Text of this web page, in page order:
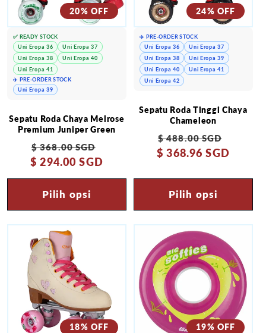
20% OFF
Sepatu Roda Chaya Melrose
Premium Juniper Green
Harga
reguler
$ 368.00 SGD
obral
$ 294.00 SGD
Pilih opsi
✅ READY STOCK
Uni Eropa 36
Uni Eropa 37
Uni Eropa 38
Uni Eropa 40
Uni Eropa 41
✈️ PRE-ORDER STOCK
Uni Eropa 39
24% OFF
Sepatu Roda Tinggi Chaya
Chameleon
Harga
reguler
$ 488.00 SGD
obral
$ 368.96 SGD
Pilih opsi
✈️ PRE-ORDER STOCK
Uni Eropa 36
Uni Eropa 37
Uni Eropa 38
Uni Eropa 39
Uni Eropa 40
Uni Eropa 41
Uni Eropa 42
18% OFF 19% OFF